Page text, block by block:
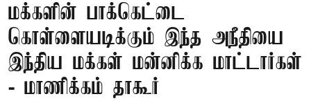
மக்களின் பாக்கெட்டை
கொள்ளையடிக்கும் இந்த அநீதியை
இந்திய மக்கள் மன்னிக்க மாட்டார்கள்
- மாணிக்கம் தாகூர்